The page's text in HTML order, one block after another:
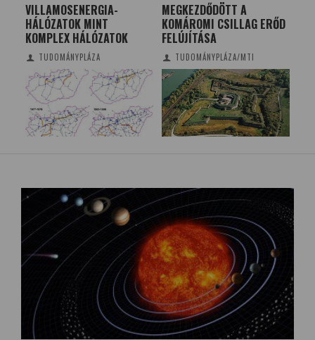
VILLAMOSENERGIA-
HÁLÓZATOK MINT
KOMPLEX HÁLÓZATOK
TUDOMÁNYPLÁZA
MEGKEZDŐDÖTT A
KOMÁROMI CSILLAG ERŐD
FELÚJÍTÁSA
TUDOMÁNYPLÁZA/MTI